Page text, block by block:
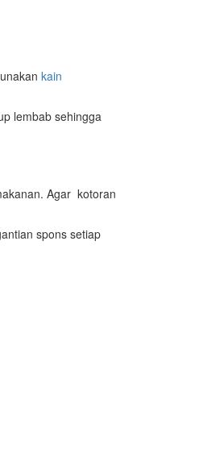
kain
lembab sehingga
Agar kotoran
spons setiap